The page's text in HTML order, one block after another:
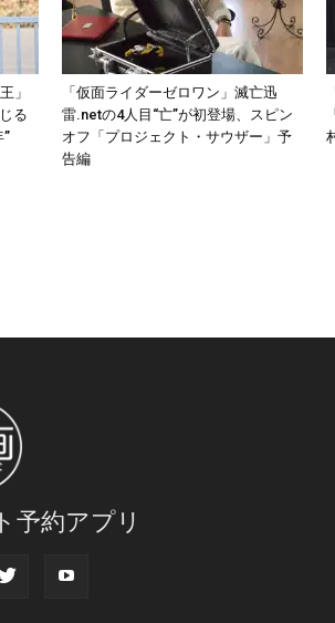
」
る
「仮面ライダーゼロワン」滅亡迅
雷.netの4人目“亡”が初登場、スピン
オフ「プロジェクト・サウザー」予
告編
予約アプリ